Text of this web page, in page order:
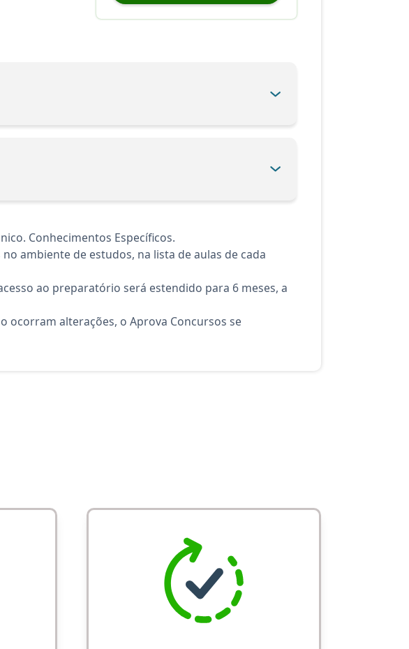
Conhecimentos Específicos.
ambiente de estudos, na lista de aulas de cada
ao preparatório será estendido para 6 meses, a
ocorram alterações, o Aprova Concursos se